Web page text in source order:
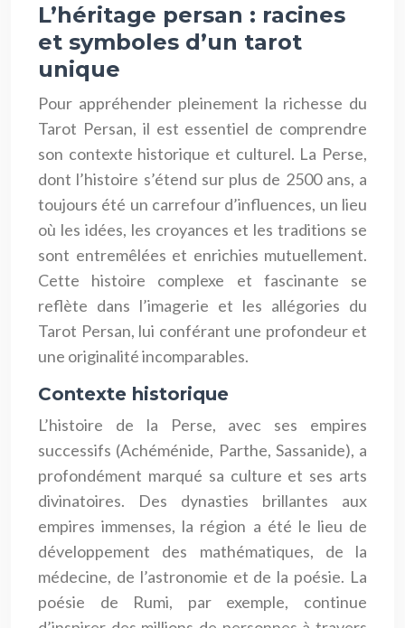
L’héritage persan : racines
et symboles d’un tarot
unique
Pour appréhender pleinement la richesse du
Tarot Persan, il est essentiel de comprendre
son contexte historique et culturel. La Perse,
dont l’histoire s’étend sur plus de 2500 ans, a
toujours été un carrefour d’influences, un lieu
où les idées, les croyances et les traditions se
sont entremêlées et enrichies mutuellement.
Cette histoire complexe et fascinante se
reflète dans l’imagerie et les allégories du
Tarot Persan, lui conférant une profondeur et
une originalité incomparables.
Contexte historique
L’histoire de la Perse, avec ses empires
successifs (Achéménide, Parthe, Sassanide), a
profondément marqué sa culture et ses arts
divinatoires. Des dynasties brillantes aux
empires immenses, la région a été le lieu de
développement des mathématiques, de la
médecine, de l’astronomie et de la poésie. La
poésie de Rumi, par exemple, continue